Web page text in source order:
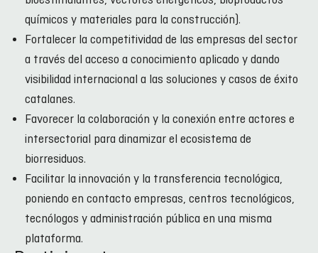
químicos y materiales para la construcción).
Fortalecer la competitividad de las empresas del sector
a través del acceso a conocimiento aplicado y dando
visibilidad internacional a las soluciones y casos de éxito
catalanes.
Favorecer la colaboración y la conexión entre actores e
intersectorial para dinamizar el ecosistema de
biorresiduos.
Facilitar la innovación y la transferencia tecnológica,
poniendo en contacto empresas, centros tecnológicos,
tecnólogos y administración pública en una misma
plataforma.